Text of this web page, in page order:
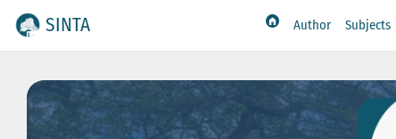
SINTA Author Subjects